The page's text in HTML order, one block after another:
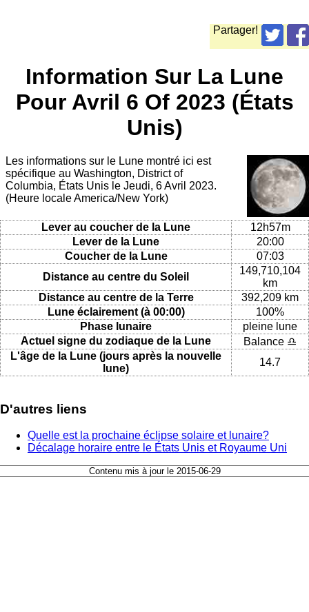
Partager!
Information Sur La Lune
Pour Avril 6 Of 2023 (États
Unis)
Les informations sur le Lune montré ici est
spécifique au Washington, District of
Columbia, États Unis le Jeudi, 6 Avril 2023.
(Heure locale America/New York)
Lever au coucher de la Lune
12h57m
Lever de la Lune
20:00
Coucher de la Lune
07:03
Distance au centre du Soleil
149,710,104
km
Distance au centre de la Terre
392,209 km
Lune éclairement (à 00:00)
100%
Phase lunaire
pleine lune
Actuel signe du zodiaque de la Lune
Balance ♎
L'âge de la Lune (jours après la nouvelle
lune)
14.7
D'autres liens
Quelle est la prochaine éclipse solaire et lunaire?
Décalage horaire entre le États Unis et Royaume Uni
Contenu mis à jour le 2015-06-29